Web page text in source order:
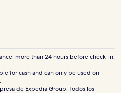
more than 24 hours before check-in.
for cash and can only be used on
de Expedia Group. Todos los